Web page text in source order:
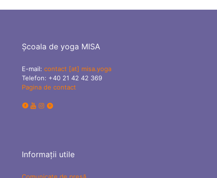
Școala de yoga MISA
E-mail: contact [at] misa.yoga
Telefon: +40 21 42 42 369
Pagina de contact
Informații utile